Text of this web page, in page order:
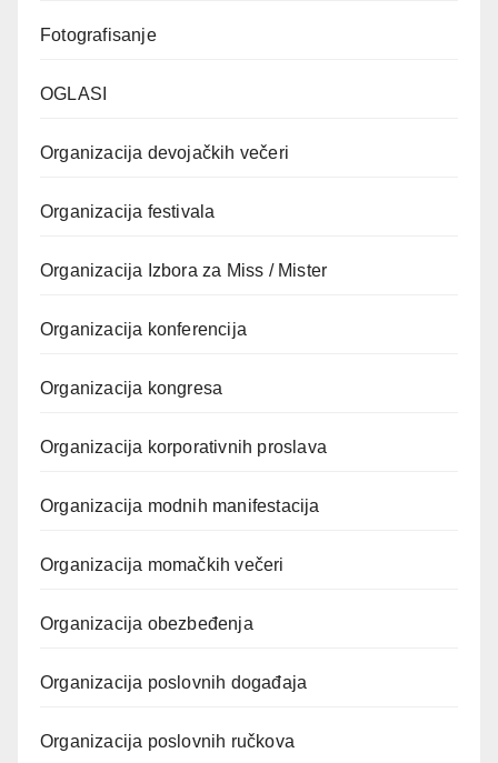
Fotografisanje
OGLASI
Organizacija devojačkih večeri
Organizacija festivala
Organizacija Izbora za Miss / Mister
Organizacija konferencija
Organizacija kongresa
Organizacija korporativnih proslava
Organizacija modnih manifestacija
Organizacija momačkih večeri
Organizacija obezbeđenja
Organizacija poslovnih događaja
Organizacija poslovnih ručkova